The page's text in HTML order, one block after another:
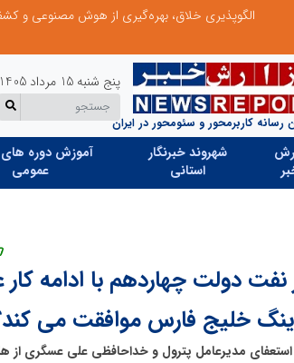
رسانه کاربرمحور و سئومحور در ایران
پنج شنبه 15 مرداد 1405
شهروند خبرنگار
استانی
آموزش دوره های
عمومی
نفت دولت چهاردهم با ادامه
خلیج فارس موافقت می
مدیرعامل پترول و خداحافظی علی عسگری